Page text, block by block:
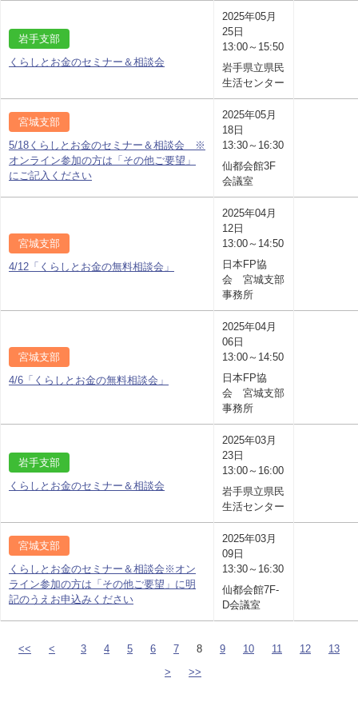
岩手支部
くらしとお金のセミナー＆相談会
2025年05月
25日
13:00～15:50
岩手県立県民
生活センター
宮城支部
5/18くらしとお金のセミナー＆相談会 ※
オンライン参加の方は「その他ご要望」
にご記入ください
2025年05月
18日
13:30～16:30
仙都会館3F
会議室
宮城支部
4/12「くらしとお金の無料相談会」
2025年04月
12日
13:00～14:50
日本FP協
会 宮城支部
事務所
宮城支部
4/6「くらしとお金の無料相談会」
2025年04月
06日
13:00～14:50
日本FP協
会 宮城支部
事務所
岩手支部
くらしとお金のセミナー＆相談会
2025年03月
23日
13:00～16:00
岩手県立県民
生活センター
宮城支部
くらしとお金のセミナー＆相談会※オン
ライン参加の方は「その他ご要望」に明
記のうえお申込みください
2025年03月
09日
13:30～16:30
仙都会館7F-
D会議室
<< < 3 4 5 6 7 8 9 10 11 12
13
>
>>